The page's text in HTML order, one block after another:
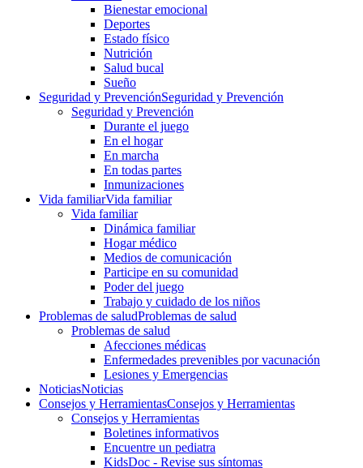
Bienestar emocional
Deportes
Estado físico
Nutrición
Salud bucal
Sueño
Seguridad y PrevenciónSeguridad y Prevención
Seguridad y Prevención
Durante el juego
En el hogar
En marcha
En todas partes
Inmunizaciones
Vida familiarVida familiar
Vida familiar
Dinámica familiar
Hogar médico
Medios de comunicación
Participe en su comunidad
Poder del juego
Trabajo y cuidado de los niños
Problemas de saludProblemas de salud
Problemas de salud
Afecciones médicas
Enfermedades prevenibles por vacunación
Lesiones y Emergencias
NoticiasNoticias
Consejos y HerramientasConsejos y Herramientas
Consejos y Herramientas
Boletines informativos
Encuentre un pediatra
KidsDoc - Revise sus síntomas